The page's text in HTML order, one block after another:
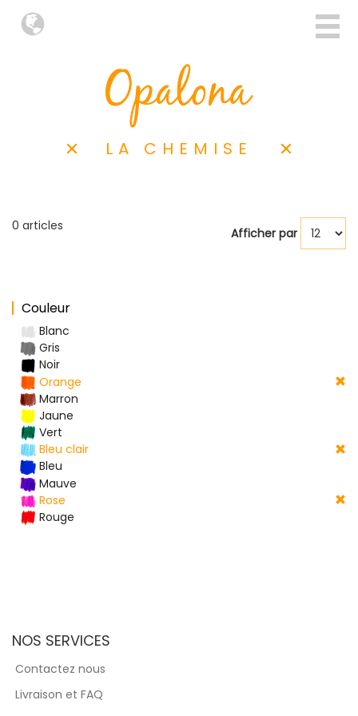
LA CHEMISE
0 articles Afficher par
Couleur
Blanc
Gris
Noir
Orange
Marron
Jaune
Vert
Bleu clair
Bleu
Mauve
Rose
Rouge
NOS SERVICES
Contactez nous
Livraison et FAQ